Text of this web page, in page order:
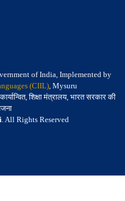
of India, Implemented by
(CIIL), Mysuru
शिक्षा मंत्रालय, भारत सरकार की
. All Rights Reserved